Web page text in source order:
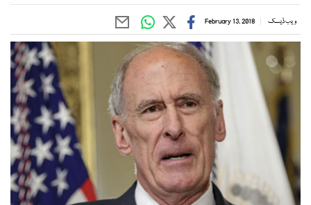
ویب ڈیسک February 13, 2018